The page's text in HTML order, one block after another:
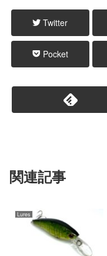
Twitter
Pocket
関連記事
Lures